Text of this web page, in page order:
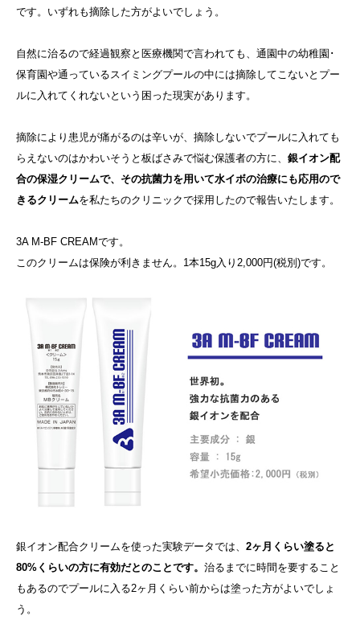
です。いずれも摘除した方がよいでしょう。
自然に治るので経過観察と医療機関で言われても、通園中の幼稚園･
保育園や通っているスイミングプールの中には摘除してこないとプー
ルに入れてくれないという困った現実があります。
摘除により患児が痛がるのは辛いが、摘除しないでプールに入れても
らえないのはかわいそうと板ばさみで悩む保護者の方に、 銀イオン配
合の保湿クリームで、その抗菌力を用いて水イボの治療にも応用ので
きるクリームを私たちのクリニックで採用したので報告いたします。
3A M-BF CREAMです。
このクリームは保険が利きません。1本15g入り2,000円(税別)です。
銀イオン配合クリームを使った実験データでは、 2ヶ月くらい塗ると
80%くらいの方に有効だとのことです。 治るまでに時間を要すること
もあるのでプールに入る2ヶ月くらい前からは塗った方がよいでしょ
う。